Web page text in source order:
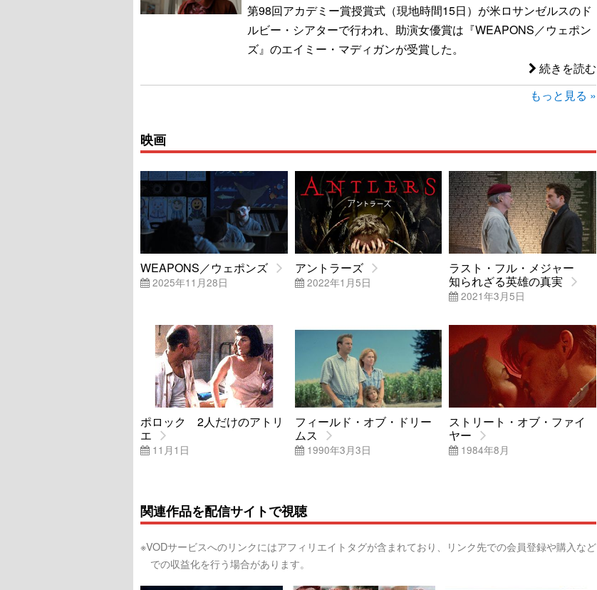
第98回アカデミー賞授賞式（現地時間15日）が米ロサンゼルスのド
ルビー・シアターで行われ、助演女優賞は『WEAPONS／ウェポン
ズ』のエイミー・マディガンが受賞した。
続きを読む
もっと見る »
映画
WEAPONS／ウェポンズ
2025年11月28日
アントラーズ
2022年1月5日
ラスト・フル・メジャー
知られざる英雄の真実
2021年3月5日
ポロック 2人だけのアトリ
エ
11月1日
フィールド・オブ・ドリー
ムス
1990年3月3日
ストリート・オブ・ファイ
ヤー
1984年8月
関連作品を配信サイトで視聴
※VODサービスへのリンクにはアフィリエイトタグが含まれており、リンク先での会員登録や購入など
での収益化を行う場合があります。